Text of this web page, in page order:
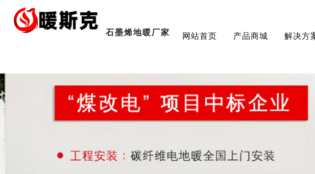
石墨烯地暖厂家 网站首页 产品商城 解决方